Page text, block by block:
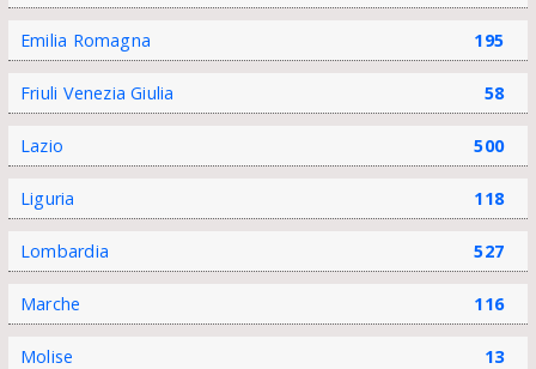
Emilia Romagna 195
Friuli Venezia Giulia 58
Lazio 500
Liguria 118
Lombardia 527
Marche 116
Molise 13